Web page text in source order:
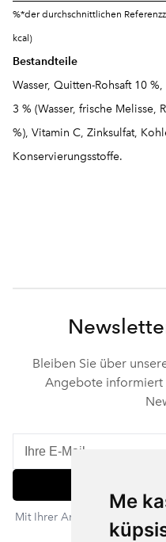
Me
%*der durchschnittlichen
kcal)
Bestandteile
Wasser, Quitten-Rohsaft 10
3 % (Wasser, frische Melisse,
%), Vitamin C, Zinksulfat,
Konservierungsstoffe.
Bleiben Sie über
Angebote informiert
Mit Ihrer Anmeldung
zu. Sie können